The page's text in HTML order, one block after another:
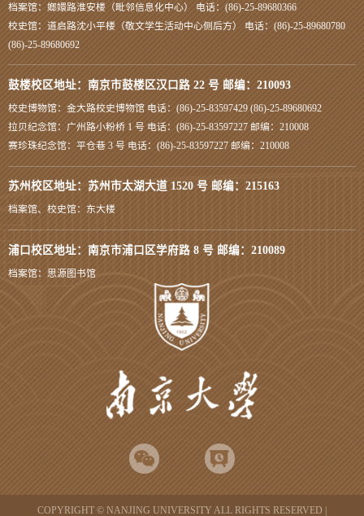
档案馆：嫏嬛路淮安楼（毗邻信息化中心） 电话：(86)-25-89680366
校史馆：道启路沈小平楼（敬文学生活动中心侧后方） 电话：(86)-25-89680780
(86)-25-89680692
鼓楼校区地址：南京市鼓楼区汉口路 22 号 邮编：210093
校史博物馆：金大路校史博物馆 电话：(86)-25-83597429 (86)-25-89680692
拉贝纪念馆：广州路小粉桥 1 号 电话：(86)-25-83597227 邮编：210008
赛珍珠纪念馆：平仓巷 3 号 电话：(86)-25-83597227 邮编：210008
苏州校区地址：苏州市太湖大道 1520 号 邮编：215163
档案馆、校史馆：东大楼
浦口校区地址：南京市浦口区学府路 8 号 邮编：210089
档案馆：思源图书馆
COPYRIGHT © NANJING UNIVERSITY ALL RIGHTS RESERVED |